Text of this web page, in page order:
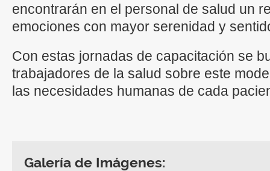
encontrarán en el personal de salud un
emociones con mayor serenidad y
Con estas jornadas de capacitación se
trabajadores de la salud sobre este
las necesidades humanas de cada
Galería de Imágenes: